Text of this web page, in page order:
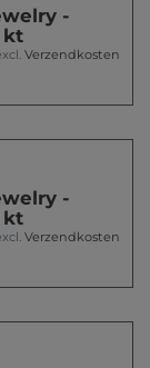
-
kt
Verzendkosten
-
kt
Verzendkosten